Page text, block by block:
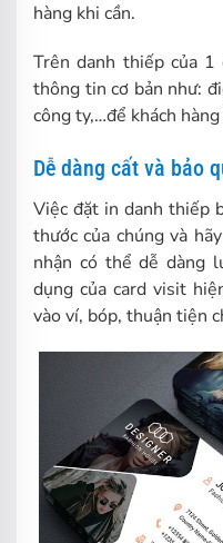
hàng khi cần.
Trên danh thiếp của
thông tin cơ bản như:
công ty,…để khách
Dễ dàng cất và bảo
Việc đặt in danh thiếp
thước của chúng và
nhận có thể dễ dàng
dụng của card visit
vào ví, bóp, thuận tiện